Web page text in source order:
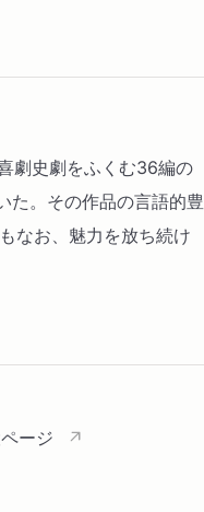
劇史劇をふくむ36編の
た。その作品の言語的豊
なお、魅力を放ち続け
ージ